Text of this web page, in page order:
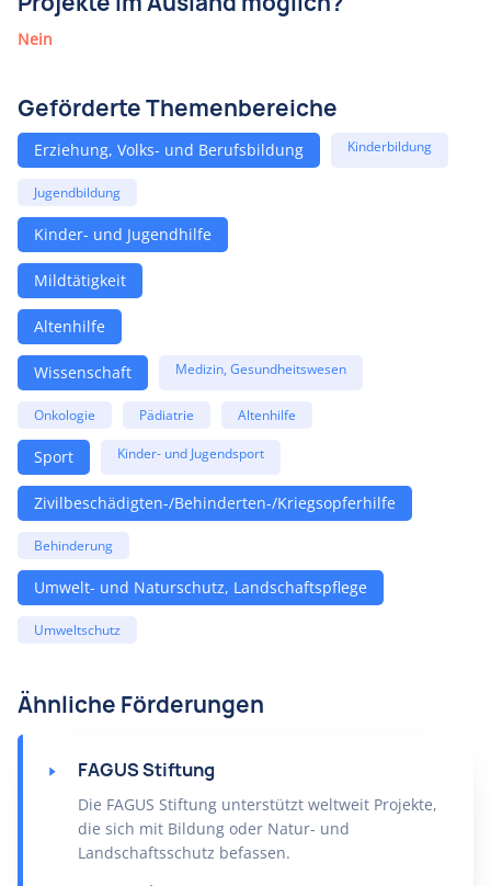
Nein
Geförderte Themenbereiche
Erziehung, Volks- und Berufsbildung Kinderbildung
Jugendbildung
Kinder- und Jugendhilfe
Mildtätigkeit
Altenhilfe
Wissenschaft Medizin, Gesundheitswesen
Onkologie Pädiatrie Altenhilfe
Sport Kinder- und Jugendsport
Zivilbeschädigten-/Behinderten-/Kriegsopferhilfe
Behinderung
Umwelt- und Naturschutz, Landschaftspflege
Umweltschutz
Ähnliche Förderungen
FAGUS Stiftung
Die FAGUS Stiftung unterstützt weltweit Projekte,
die sich mit Bildung oder Natur- und
Landschaftsschutz befassen.